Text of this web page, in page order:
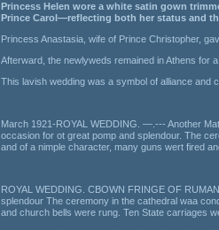
Princess Helen wore a white satin gown
Prince Carol—reflecting both her status and
Princess Anastasia, wife of Prince Christopher,
Afterward, the newlyweds remained in Athens for
This lavish wedding was a symbol of alliance and
March 1921-ROYAL WEDDING. —.--- Another
occasion for ot great pomp and splendour. The
and of a nimple character, many guns wert fired
ROYAL WEDDING. CBOWN FRINGE OF
splendour The ceremony in the cathedral waa
and church bells were rung. Ten State carriages